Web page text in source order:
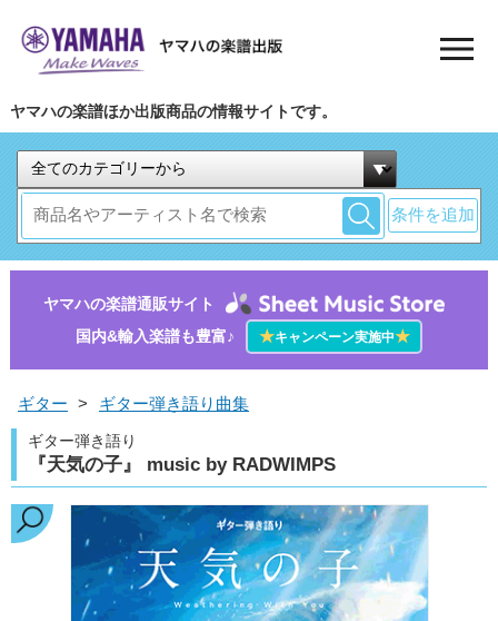
ヤマハの楽譜ほか出版商品の情報サイトです。
条件を追加
ヤマハの楽譜通販サイト
国内&輸入楽譜も豊富♪
★キャンペーン実施中★
ギター > ギター弾き語り曲集
ギター弾き語り
『天気の子』 music by RADWIMPS